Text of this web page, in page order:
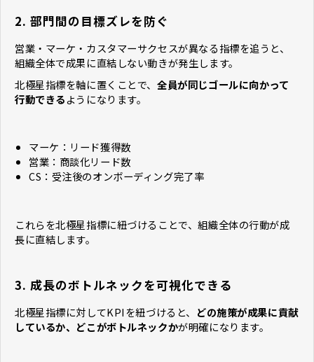
2. 部門間の目標ズレを防ぐ
営業・マーケ・カスタマーサクセスが異なる指標を追うと、
組織全体で成果に直結しない動きが発生します。
北極星指標を軸に置くことで、全員が同じゴールに向かって
行動できるようになります。
マーケ：リード獲得数
営業：商談化リード数
CS：受注後のオンボーディング完了率
これらを北極星指標に紐づけることで、組織全体の行動が成
長に直結します。
3. 成長のボトルネックを可視化できる
北極星指標に対してKPIを紐づけると、 どの施策が成果に貢献
しているか、どこがボトルネックかが明確になります。